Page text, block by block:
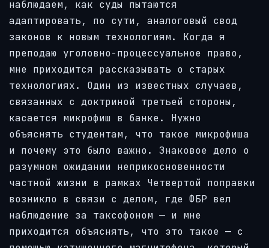
наблюдаем, как суды пытаются
адаптировать, по сути, аналоговый свод
законов к новым технологиям. Когда я
преподаю уголовно-процессуальное право,
мне приходится рассказывать о старых
технологиях. Один из известных случаев,
связанных с доктриной третьей стороны,
касается микрофиш в банке. Нужно
объяснять студентам, что такое микрофиша
и почему это было важно. Знаковое дело о
разумном ожидании неприкосновенности
частной жизни в рамках Четвертой поправки
возникло в связи с делом, где ФБР вел
наблюдение за таксофоном — и мне
приходится объяснять, что это такое — с